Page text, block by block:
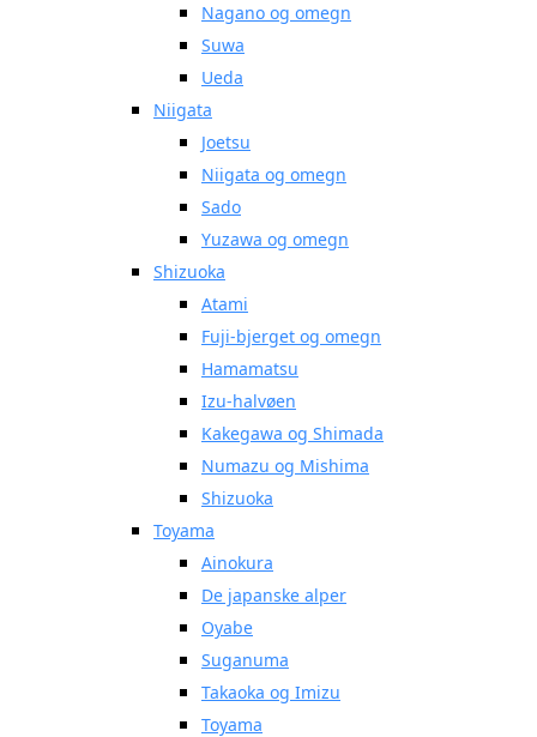
Nagano og omegn
Suwa
Ueda
Niigata
Joetsu
Niigata og omegn
Sado
Yuzawa og omegn
Shizuoka
Atami
Fuji-bjerget og omegn
Hamamatsu
Izu-halvøen
Kakegawa og Shimada
Numazu og Mishima
Shizuoka
Toyama
Ainokura
De japanske alper
Oyabe
Suganuma
Takaoka og Imizu
Toyama